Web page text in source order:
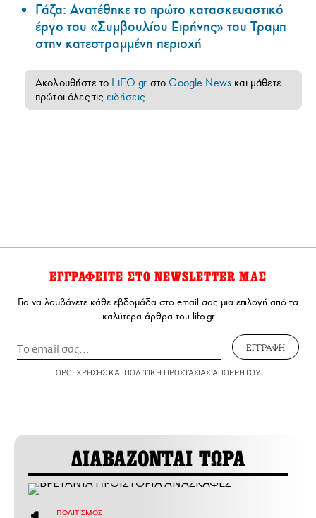
Γάζα: Ανατέθηκε το πρώτο κατασκευαστικό
έργο του «Συμβουλίου Ειρήνης» του Τραμπ
στην κατεστραμμένη περιοχή
Ακολουθήστε το LiFO.gr στοGoogle News και μάθετε
πρώτοι όλες τις ειδήσεις
ΕΓΓΡΑΦΕΙΤΕ ΣΤΟ NEWSLETTER ΜΑΣ
Για να λαμβάνετε κάθε εβδομάδα στο email σας μια επιλογή από τα
καλύτερα άρθρα του lifo.gr
ΕΓΓΡΑΦΗ
ΟΡΟΙ ΧΡΗΣΗΣΚΑΙ ΠΟΛΙΤΙΚΗ ΠΡΟΣΤΑΣΙΑΣ ΑΠΟΡΡΗΤΟΥ
ΔΙΑΒΑΖΟΝΤΑΙ ΤΩΡΑ
ΠΟΛΙΤΙΣΜΟΣ